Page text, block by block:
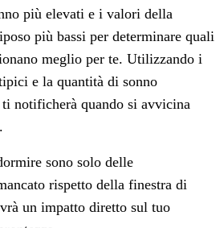
più elevati e i valori della
più bassi per determinare quali
meglio per te. Utilizzando i
e la quantità di sonno
notificherà quando si avvicina
sono solo delle
rispetto della finestra di
un impatto diretto sul tuo